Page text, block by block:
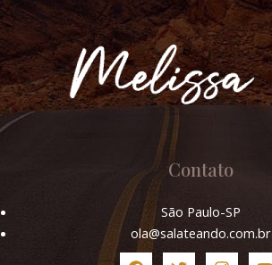
Contato
São Paulo-SP
ola@salateando.com.br